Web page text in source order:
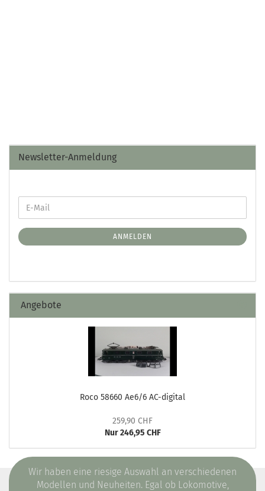
Newsletter-Anmeldung
ANMELDEN
Angebote
Roco 58660 Ae6/6 AC-digital
259,90 CHF
Nur 246,95 CHF
Wir haben eine riesige Auswahl an verschiedenen
Modellen und Neuheiten. Egal ob Lokomotive,